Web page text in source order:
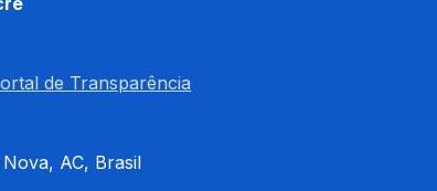
de Transparência
AC, Brasil